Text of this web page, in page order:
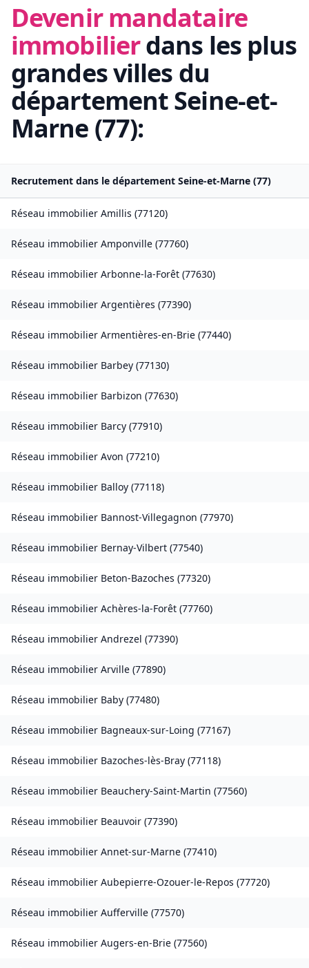
Devenir mandataire
immobilierdans les plus
grandes villes du
départementSeine-et-
Marne (77):
Recrutement dans le département Seine-et-Marne (77)
Réseau immobilier Amillis (77120)
Réseau immobilier Amponville (77760)
Réseau immobilier Arbonne-la-Forêt (77630)
Réseau immobilier Argentières (77390)
Réseau immobilier Armentières-en-Brie (77440)
Réseau immobilier Barbey (77130)
Réseau immobilier Barbizon (77630)
Réseau immobilier Barcy (77910)
Réseau immobilier Avon (77210)
Réseau immobilier Balloy (77118)
Réseau immobilier Bannost-Villegagnon (77970)
Réseau immobilier Bernay-Vilbert (77540)
Réseau immobilier Beton-Bazoches (77320)
Réseau immobilier Achères-la-Forêt (77760)
Réseau immobilier Andrezel (77390)
Réseau immobilier Arville (77890)
Réseau immobilier Baby (77480)
Réseau immobilier Bagneaux-sur-Loing (77167)
Réseau immobilier Bazoches-lès-Bray (77118)
Réseau immobilier Beauchery-Saint-Martin (77560)
Réseau immobilier Beauvoir (77390)
Réseau immobilier Annet-sur-Marne (77410)
Réseau immobilier Aubepierre-Ozouer-le-Repos (77720)
Réseau immobilier Aufferville (77570)
Réseau immobilier Augers-en-Brie (77560)